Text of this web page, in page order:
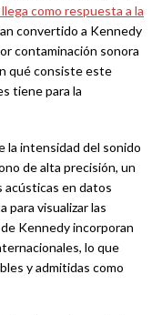
como respuesta a la
convertido a Kennedy
contaminación sonora
qué consiste este
tiene para la
la intensidad del sonido
de alta precisión, un
acústicas en datos
para visualizar las
Kennedy incorporan
lo que
y admitidas como